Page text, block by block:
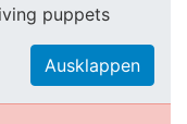
puppets
Ausklappen